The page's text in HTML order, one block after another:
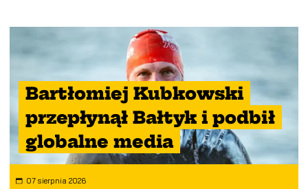
Bartłomiej Kubkowski
przepłynął Bałtyk i podbił
globalne media
07 sierpnia 2026